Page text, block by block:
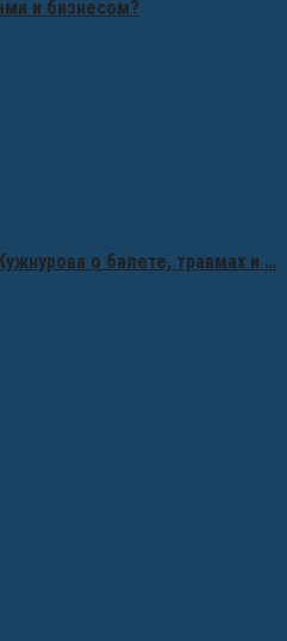
и бизнесом?
о балете, травмах и …